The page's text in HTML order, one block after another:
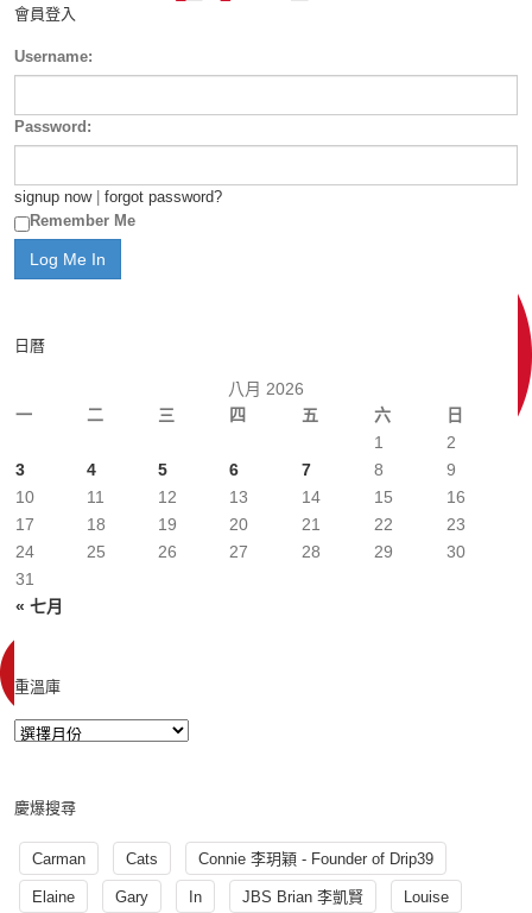
會員登入
Username:
Password:
signup now| forgot password?
Remember Me
日曆
八月 2026
一
二 三 四 五 六 日
« 七月
1
2
3
4 5 6 7 8
9
10
11 12 13 14 15
16
17
18 19 20 21 22
23
24
25 26 27 28 29
30
31
重溫庫
慶爆搜尋
Carman Cats Connie 李玥穎 - Founder of Drip39
Elaine Gary In JBS Brian 李凱賢 Louise